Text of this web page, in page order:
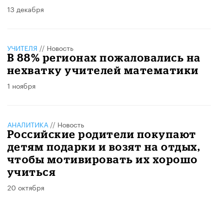
13 декабря
УЧИТЕЛЯ // Новость
В 88% регионах пожаловались на
нехватку учителей математики
1 ноября
АНАЛИТИКА // Новость
Российские родители покупают
детям подарки и возят на отдых,
чтобы мотивировать их хорошо
учиться
20 октября